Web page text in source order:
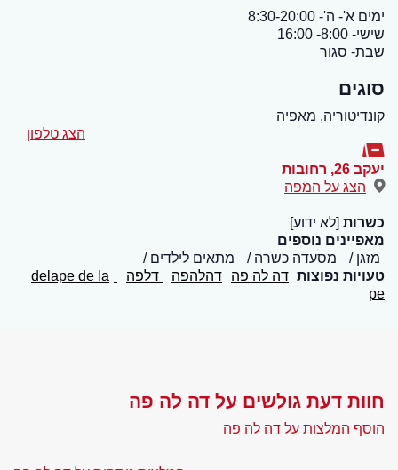
ימים א'- ה'- 8:30-20:00
שישי- 8:00- 16:00
שבת- סגור
סוגים
קונדיטוריה, מאפיה
הצג טלפון
יעקב 26 , רחובות
הצג על המפה
כשרות [לא ידוע]
מאפיינים נוספים
מזגן
מסעדה כשרה
מתאים לילדים
טעויות נפוצות דה לה פה דהלהפה דלפה
de la
pe
חוות דעת גולשים על דה לה פה
הוסף המלצות על דה לה פה